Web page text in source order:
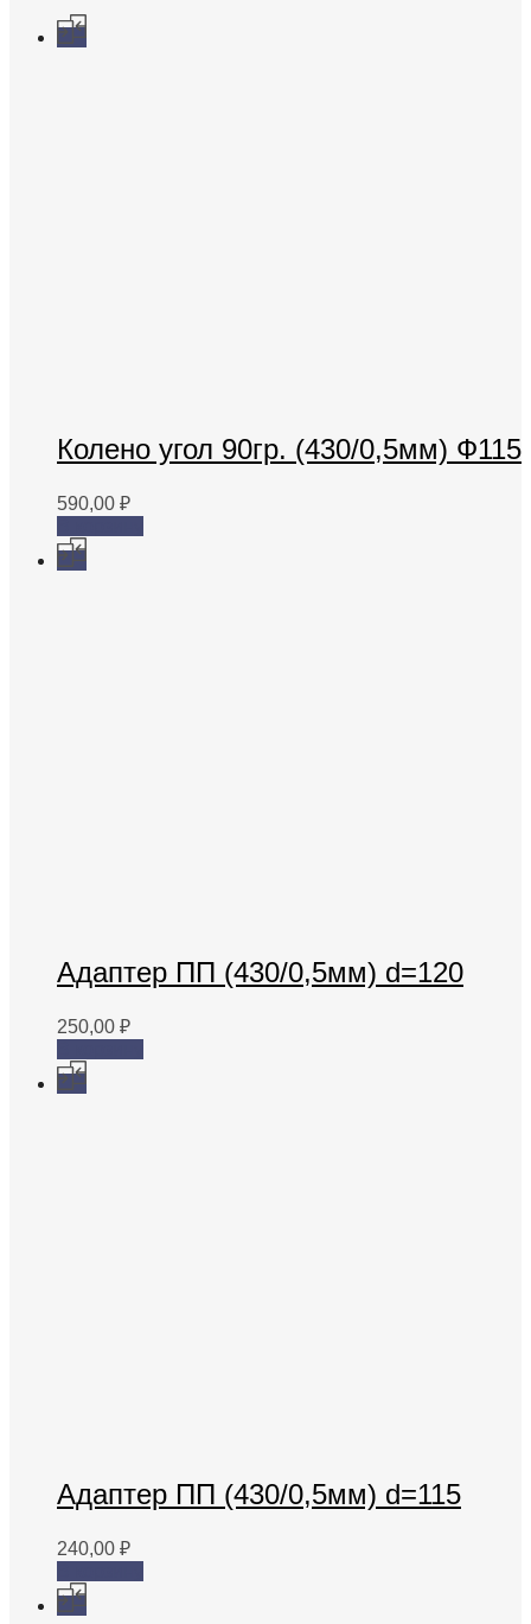
Колено угол 90гр. (430/0,5мм) Ф115
590,00 ₽
Адаптер ПП (430/0,5мм) d=120
250,00 ₽
Адаптер ПП (430/0,5мм) d=115
240,00 ₽